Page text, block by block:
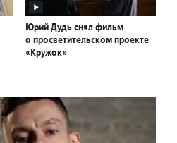
Юрий Дудь снял фильм
о просветительском проекте
«Кружок»